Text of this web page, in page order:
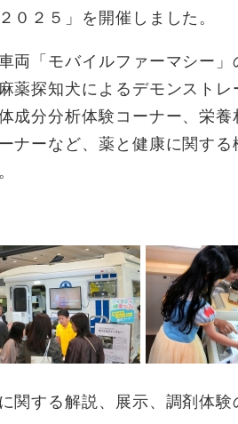
０２５」を開催しました。
両「モバイルファーマシー」
薬探知犬によるデモンスト
成分分析体験コーナー、栄
ナーなど、薬と健康に関する
関する解説、展示、調剤体験